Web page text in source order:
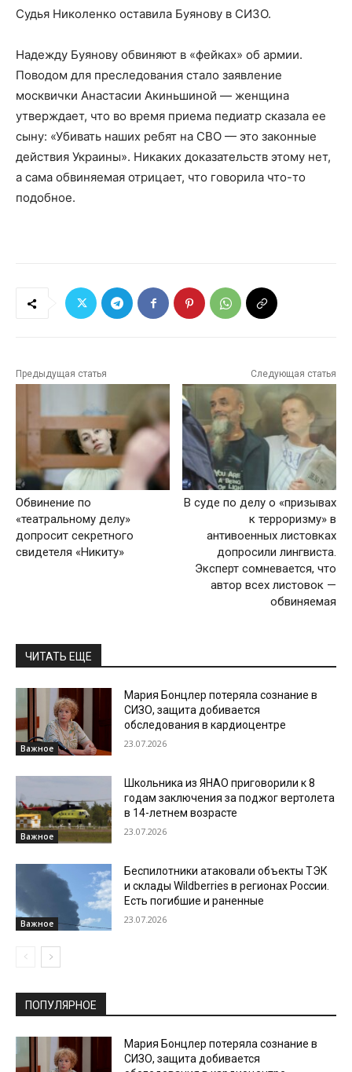
Судья Николенко оставила Буянову в СИЗО.
Надежду Буянову обвиняют в «фейках» об армии.
Поводом для преследования стало заявление
москвички Анастасии Акиньшиной — женщина
утверждает, что во время приема педиатр сказала ее
сыну: «Убивать наших ребят на СВО — это законные
действия Украины». Никаких доказательств этому нет,
а сама обвиняемая отрицает, что говорила что-то
подобное.
Предыдущая статья
Обвинение по
«театральному делу»
допросит секретного
свидетеля «Никиту»
Следующая статья
В суде по делу о «призывах
к терроризму» в
антивоенных листовках
допросили лингвиста.
Эксперт сомневается, что
автор всех листовок —
обвиняемая
ЧИТАТЬ ЕЩЕ
Важное
Мария Бонцлер потеряла сознание в
СИЗО, защита добивается
обследования в кардиоцентре
23.07.2026
Важное
Школьника из ЯНАО приговорили к 8
годам заключения за поджог вертолета
в 14-летнем возрасте
23.07.2026
Важное
Беспилотники атаковали объекты ТЭК
и склады Wildberries в регионах России.
Есть погибшие и раненные
23.07.2026
ПОПУЛЯРНОЕ
Мария Бонцлер потеряла сознание в
СИЗО, защита добивается